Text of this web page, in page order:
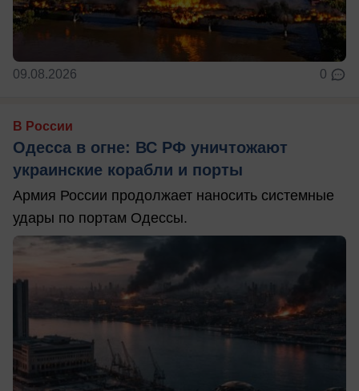
09.08.2026 0
В России
Одесса в огне: ВС РФ уничтожают
украинские корабли и порты
Армия России продолжает наносить системные
удары по портам Одессы.